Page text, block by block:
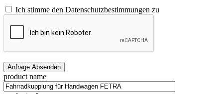
Ich stimme den Datenschutzbestimmungen zu
product name